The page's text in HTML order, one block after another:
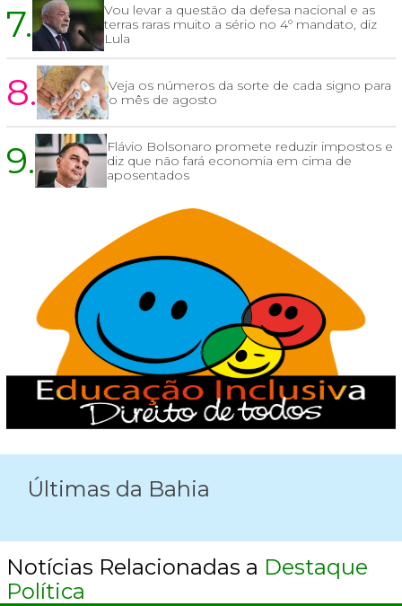
7.
Vou levar a questão da defesa nacional e as
terras raras muito a sério no 4º mandato, diz
Lula
8.
Veja os números da sorte de cada signo para
o mês de agosto
9.
Flávio Bolsonaro promete reduzir impostos e
diz que não fará economia em cima de
aposentados
Últimas da Bahia
Notícias Relacionadas a Destaque
Política